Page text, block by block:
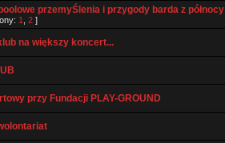
przemyŚlenia i przygody barda z północy
1 2 ]
na większy koncert...
przy Fundacji PLAY-GROUND